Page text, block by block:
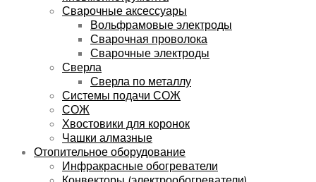
Сварочные аксессуары
Вольфрамовые электроды
Сварочная проволока
Сварочные электроды
Сверла
Сверла по металлу
Системы подачи СОЖ
СОЖ
Хвостовики для коронок
Чашки алмазные
Отопительное оборудование
Инфракрасные обогреватели